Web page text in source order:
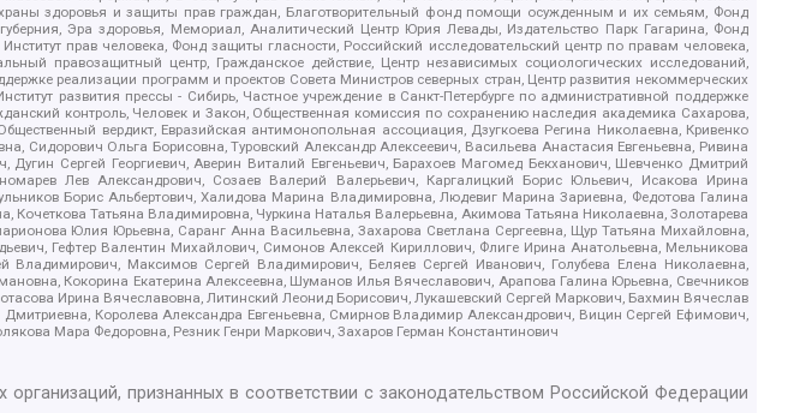
здоровья и защиты прав граждан, Благотворительный фонд помощи осужденным и их семьям, Фонд
Эра здоровья, Мемориал, Аналитический Центр Юрия Левады, Издательство Парк Гагарина, Фонд
прав человека, Фонд защиты гласности, Российский исследовательский центр по правам человека,
правозащитный центр, Гражданское действие, Центр независимых социологических исследований,
реализации программ и проектов Совета Министров северных стран, Центр развития некоммерческих
развития прессы - Сибирь, Частное учреждение в Санкт-Петербурге по административной поддержке
контроль, Человек и Закон, Общественная комиссия по сохранению наследия академика Сахарова,
вердикт, Евразийская антимонопольная ассоциация, Дзугкоева Регина Николаевна, Кривенко
Ольга Борисовна, Туровский Александр Алексеевич, Васильева Анастасия Евгеньевна, Ривина
Сергей Георгиевич, Аверин Виталий Евгеньевич, Барахоев Магомед Бекханович, Шевченко Дмитрий
Лев Александрович, Созаев Валерий Валерьевич, Каргалицкий Борис Юльевич, Исакова Ирина
Борис Альбертович, Халидова Марина Владимировна, Людевиг Марина Зариевна, Федотова Галина
Татьяна Владимировна, Чуркина Наталья Валерьевна, Акимова Татьяна Николаевна, Золотарева
Юлия Юрьевна, Саранг Анна Васильевна, Захарова Светлана Сергеевна, Щур Татьяна Михайловна,
Гефтер Валентин Михайлович, Симонов Алексей Кириллович, Флиге Ирина Анатольевна, Мельникова
Максимов Сергей Владимирович, Беляев Сергей Иванович, Голубева Елена Николаевна,
Кокорина Екатерина Алексеевна, Шуманов Илья Вячеславович, Арапова Галина Юрьевна, Свечников
Ирина Вячеславовна, Литинский Леонид Борисович, Лукашевский Сергей Маркович, Бахмин Вячеслав
Королева Александра Евгеньевна, Смирнов Владимир Александрович, Вицин Сергей Ефимович,
Мара Федоровна, Резник Генри Маркович, Захаров Герман Константинович
признанных в соответствии с законодательством Российской Федерации